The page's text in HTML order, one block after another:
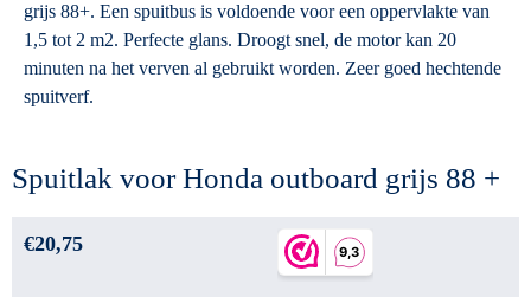
grijs 88+. Een spuitbus is voldoende voor een oppervlakte van
1,5 tot 2 m2. Perfecte glans. Droogt snel, de motor kan 20
minuten na het verven al gebruikt worden. Zeer goed hechtende
spuitverf.
Spuitlak voor Honda outboard grijs 88 +
€20,75